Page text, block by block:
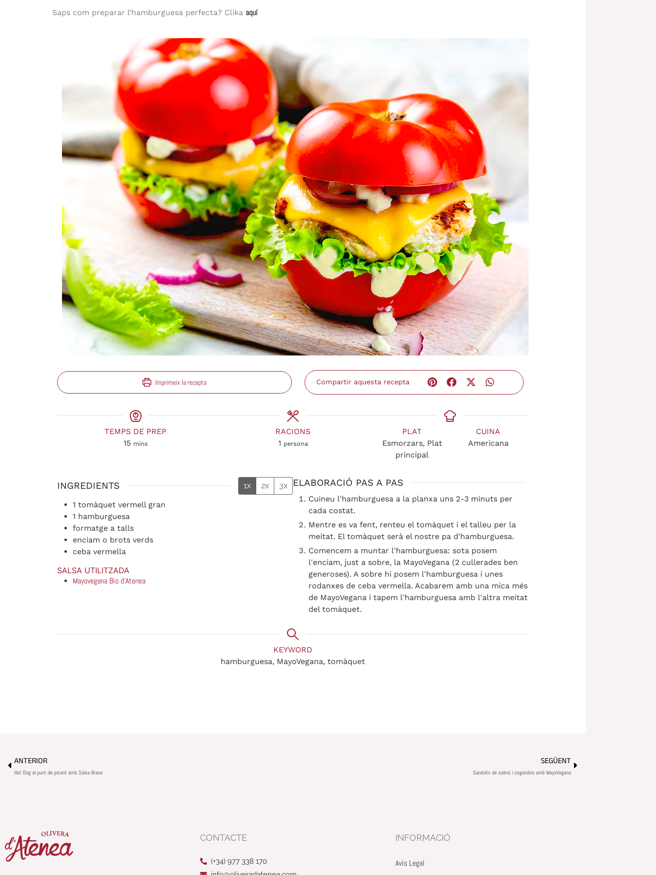
Saps com preparar l’hamburguesa perfecta? Clika aquí
Imprimeix la recepta Compartir aquesta recepta
TEMPS DE PREP
15 mins
RACIONS
1 persona
PLAT
Esmorzars, Plat
principal
CUINA
Americana
INGREDIENTS 1x 2x 3x
1 tomàquet vermell gran
1 hamburguesa
formatge a talls
enciam o brots verds
ceba vermella
SALSA UTILITZADA
Mayovegana Bio d'Atenea
ELABORACIÓ PAS A PAS
Cuineu l'hamburguesa a la planxa uns 2-3 minuts per
cada costat.
Mentre es va fent, renteu el tomàquet i el talleu per la
meitat. El tomàquet serà el nostre pa d'hamburguesa.
Comencem a muntar l'hamburguesa: sota posem
l'enciam, just a sobre, la MayoVegana (2 cullerades ben
generoses). A sobre hi posem l'hamburguesa i unes
rodanxes de ceba vermella. Acabarem amb una mica més
de MayoVegana i tapem l'hamburguesa amb l'altra meitat
del tomàquet.
KEYWORD
hamburguesa, MayoVegana, tomàquet
PrevANTERIOR
Hot Dog al punt de picant amb Salsa Brava
SEGÜENT
Sandvitx de salmó i cogombre amb MayoVegana
Next
CONTACTE
(+34) 977 338 170
INFORMACIÓ
Avís Legal